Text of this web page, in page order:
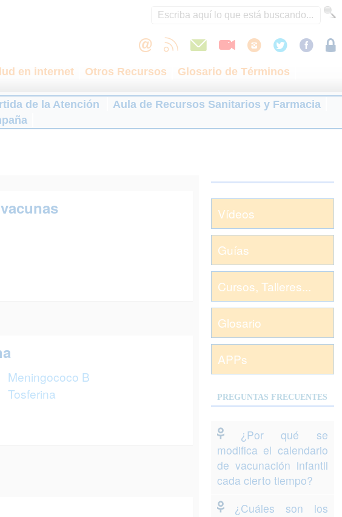
en internet Otros Recursos
Glosario de Términos
de la Atención
Aula de Recursos Sanitarios y Farmacia
Meningococo B
Tosferina
Vídeos
Guías
Cursos, Talleres...
Glosario
APPs
PREGUNTAS FRECUENTES
¿Por qué se
modifica el calendario
de vacunación infantil
cada cierto tiempo?
¿Cuáles son los